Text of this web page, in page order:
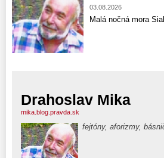
03.08.2026
Malá nočná mora
Drahoslav Mika
mika.blog.pravda.sk
fejtóny, aforizmy,